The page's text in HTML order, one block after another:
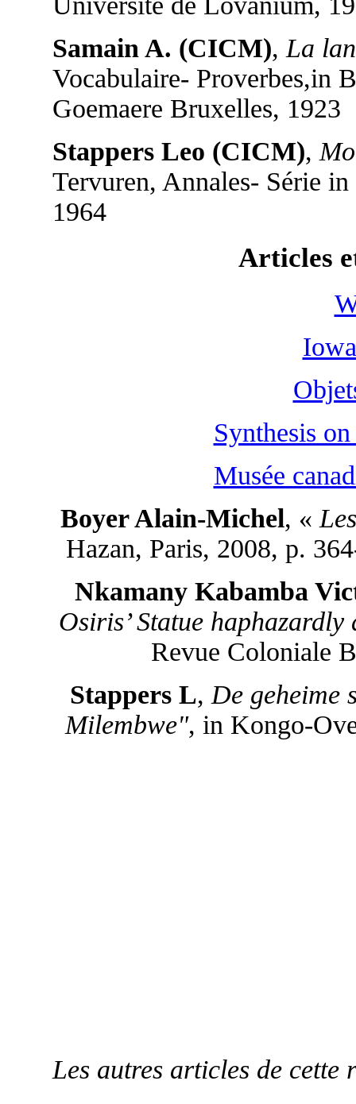
Samain A. (CICM),La
Vocabulaire- Proverbes,in
Goemaere Bruxelles, 1923
Stappers Leo (CICM),
Tervuren, Annales- Série
1964
Articles
Synthesis
Musée
Boyer Alain-Michel, «
Hazan, Paris, 2008, p.
Nkamany Kabamba
Osiris’ Statue
Revue Coloniale
Stappers L, De geheime
Milembwe", in Kongo-
Les autres articles de cette